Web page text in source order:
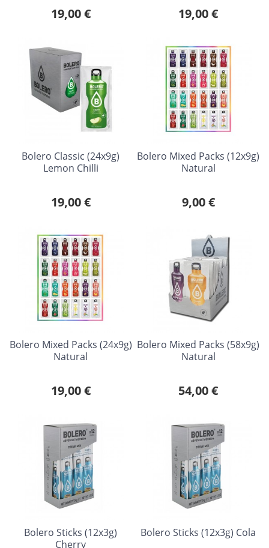
19,00 € 19,00 €
Bolero Classic (24x9g)
Lemon Chilli
19,00 €
Bolero Mixed Packs (12x9g)
Natural
9,00 €
Bolero Mixed Packs (24x9g)
Natural
19,00 €
Bolero Mixed Packs (58x9g)
Natural
54,00 €
Bolero Sticks (12x3g)
Cherry
Bolero Sticks (12x3g) Cola